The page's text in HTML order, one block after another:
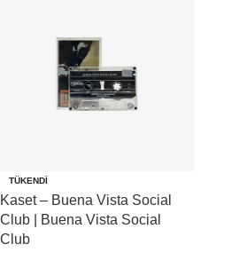
TÜKENDI
Kaset – Buena Vista Social
Club | Buena Vista Social
Club